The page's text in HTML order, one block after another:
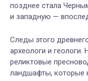
позднее стала
и западную —
Следы этого
археологи и
реликтовые
ландшафты, которые